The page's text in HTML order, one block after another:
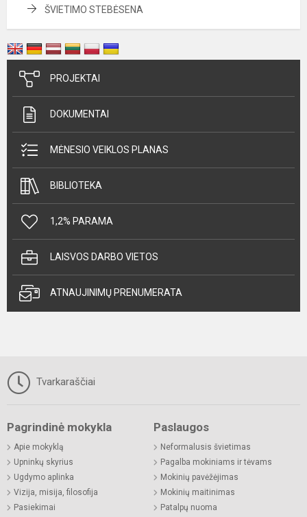
ŠVIETIMO STEBĖSENA
PROJEKTAI
DOKUMENTAI
MĖNESIO VEIKLOS PLANAS
BIBLIOTEKA
1,2% PARAMA
LAISVOS DARBO VIETOS
ATNAUJINIMŲ PRENUMERATA
Tvarkaraščiai
Pagrindinė mokykla
Apie mokyklą
Upninkų skyrius
Ugdymo aplinka
Vizija, misija, filosofija
Pasiekimai
Paslaugos
Neformalusis švietimas
Pagalba mokiniams ir tėvams
Mokinių pavėžėjimas
Mokinių maitinimas
Patalpų nuoma